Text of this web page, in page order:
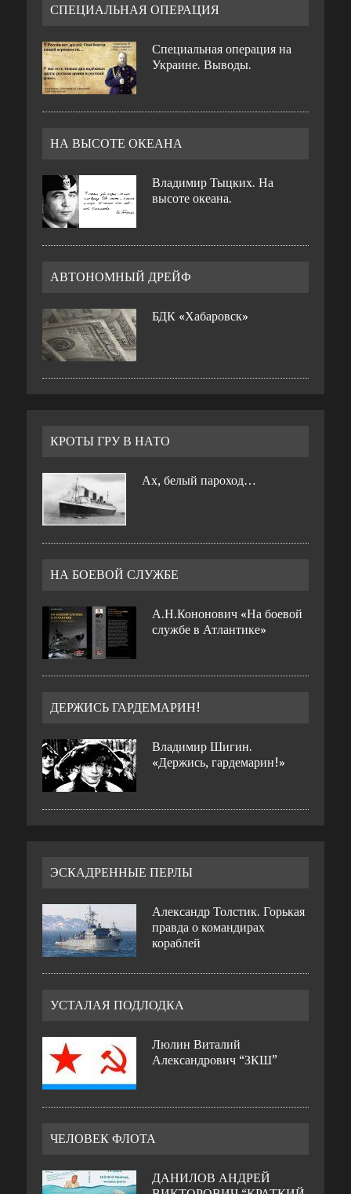
СПЕЦИАЛЬНАЯ ОПЕРАЦИЯ
Специальная операция на
Украине. Выводы.
НА ВЫСОТЕ ОКЕАНА
Владимир Тыцких. На
высоте океана.
АВТОНОМНЫЙ ДРЕЙФ
БДК «Хабаровск»
КРОТЫ ГРУ В НАТО
Ах, белый пароход…
НА БОЕВОЙ СЛУЖБЕ
А.Н.Кононович «На боевой
службе в Атлантике»
ДЕРЖИСЬ ГАРДЕМАРИН!
Владимир Шигин.
«Держись, гардемарин!»
ЭСКАДРЕННЫЕ ПЕРЛЫ
Александр Толстик. Горькая
правда о командирах
кораблей
УСТАЛАЯ ПОДЛОДКА
Люлин Виталий
Александрович “ЗКШ”
ЧЕЛОВЕК ФЛОТА
ДАНИЛОВ АНДРЕЙ